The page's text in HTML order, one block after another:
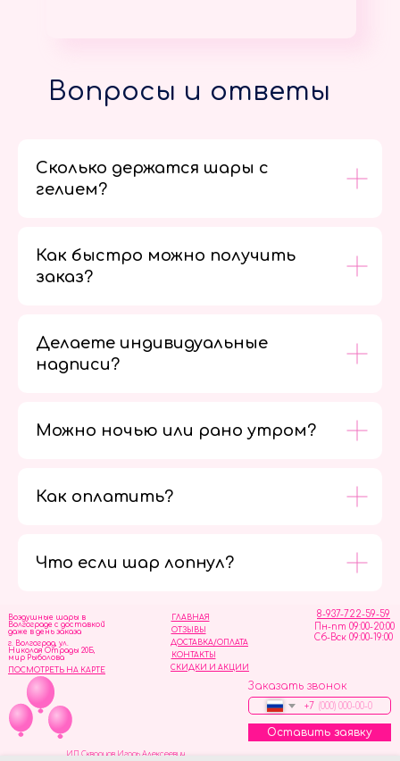
Вопросы и ответы
Сколько держатся шары с
гелием?
Как быстро можно получить
заказ?
Делаете индивидуальные
надписи?
Можно ночью или рано утром?
Как оплатить?
Что если шар лопнул?
ОТЗЫВЫ
ГЛАВНАЯ
ДОСТАВКА/ОПЛАТА
СКИДКИ И АКЦИИ
КОНТАКТЫ
8-937-722-59-59
Пн-пт 09:00-20:00
Сб-Вск 09:00-19:00
Воздушные шары в
Волгограде с доставкой
даже в день заказа
Заказать звонок
+7
Оставить заявку
г. Волгоград, ул.
Николая Отрады 20Б,
мир Рыболова
ПОСМОТРЕТЬ НА КАРТЕ
ИП Скворцов Игорь Алексеевич